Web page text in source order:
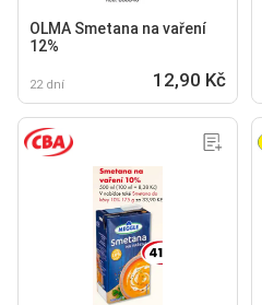
OLMA Smetana na vaření
12%
22 dní 12,90 Kč